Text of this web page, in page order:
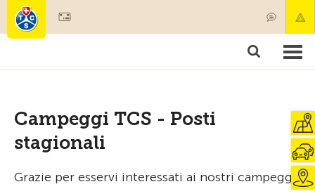
Societariato & prestazioni
Campeggi TCS - Posti
stagionali
Grazie per esservi interessati ai nostri campeggi.